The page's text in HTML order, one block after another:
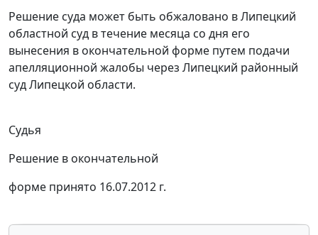
Решение суда может быть обжаловано в Липецкий
областной суд в течение месяца со дня его
вынесения в окончательной форме путем подачи
апелляционной жалобы через Липецкий районный
суд Липецкой области.
Судья
Решение в окончательной
форме принято 16.07.2012 г.